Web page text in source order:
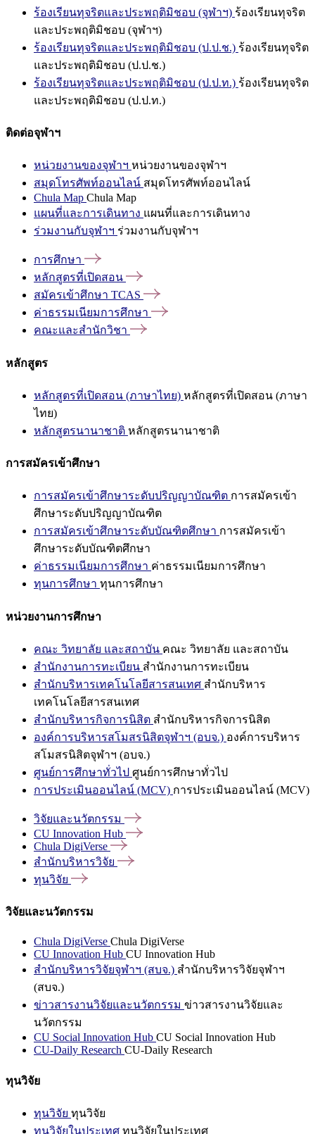
ร้องเรียนทุจริตและประพฤติมิชอบ (จุฬาฯ) ร้องเรียนทุจริต
และประพฤติมิชอบ (จุฬาฯ)
ร้องเรียนทุจริตและประพฤติมิชอบ (ป.ป.ช.) ร้องเรียนทุจริต
และประพฤติมิชอบ (ป.ป.ช.)
ร้องเรียนทุจริตและประพฤติมิชอบ (ป.ป.ท.) ร้องเรียนทุจริต
และประพฤติมิชอบ (ป.ป.ท.)
ติดต่อจุฬาฯ
หน่วยงานของจุฬาฯ หน่วยงานของจุฬาฯ
สมุดโทรศัพท์ออนไลน์ สมุดโทรศัพท์ออนไลน์
Chula Map Chula Map
แผนที่และการเดินทาง แผนที่และการเดินทาง
ร่วมงานกับจุฬาฯ ร่วมงานกับจุฬาฯ
การศึกษา
หลักสูตรที่เปิดสอน
สมัครเข้าศึกษา TCAS
ค่าธรรมเนียมการศึกษา
คณะและสำนักวิชา
หลักสูตร
หลักสูตรที่เปิดสอน (ภาษาไทย) หลักสูตรที่เปิดสอน (ภาษา
ไทย)
หลักสูตรนานาชาติ หลักสูตรนานาชาติ
การสมัครเข้าศึกษา
การสมัครเข้าศึกษาระดับปริญญาบัณฑิต การสมัครเข้า
ศึกษาระดับปริญญาบัณฑิต
การสมัครเข้าศึกษาระดับบัณฑิตศึกษา การสมัครเข้า
ศึกษาระดับบัณฑิตศึกษา
ค่าธรรมเนียมการศึกษา ค่าธรรมเนียมการศึกษา
ทุนการศึกษา ทุนการศึกษา
หน่วยงานการศึกษา
คณะ วิทยาลัย และสถาบัน คณะ วิทยาลัย และสถาบัน
สำนักงานการทะเบียน สำนักงานการทะเบียน
สำนักบริหารเทคโนโลยีสารสนเทศ สำนักบริหาร
เทคโนโลยีสารสนเทศ
สำนักบริหารกิจการนิสิต สำนักบริหารกิจการนิสิต
องค์การบริหารสโมสรนิสิตจุฬาฯ (อบจ.) องค์การบริหาร
สโมสรนิสิตจุฬาฯ (อบจ.)
ศูนย์การศึกษาทั่วไป ศูนย์การศึกษาทั่วไป
การประเมินออนไลน์ (MCV) การประเมินออนไลน์ (MCV)
วิจัยและนวัตกรรม
CU Innovation Hub
Chula DigiVerse
สำนักบริหารวิจัย
ทุนวิจัย
วิจัยและนวัตกรรม
Chula DigiVerse Chula DigiVerse
CU Innovation Hub CU Innovation Hub
สำนักบริหารวิจัยจุฬาฯ (สบจ.) สำนักบริหารวิจัยจุฬาฯ
(สบจ.)
ข่าวสารงานวิจัยและนวัตกรรม ข่าวสารงานวิจัยและ
นวัตกรรม
CU Social Innovation Hub CU Social Innovation Hub
CU-Daily Research CU-Daily Research
ทุนวิจัย
ทุนวิจัย ทุนวิจัย
ทุนวิจัยในประเทศ ทุนวิจัยในประเทศ